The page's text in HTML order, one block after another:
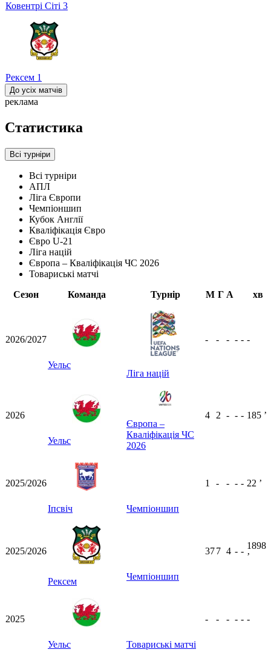
Ковентрі Сіті 3
Рексем 1
До усіх матчів
реклама
Статистика
Всі турніри
Всі турніри
АПЛ
Ліга Європи
Чемпіоншип
Кубок Англії
Кваліфікація Євро
Євро U-21
Ліга націй
Європа – Кваліфікація ЧС 2026
Товариські матчі
Сезон
Команда Турнір М Г А хв
2026/2027
Уельс
Ліга націй
- - - - - -
2026
Уельс
Європа –
Кваліфікація ЧС
2026
4 2 - - - 185 ʼ
2025/2026
Іпсвіч Чемпіоншип
1 - - - - 22 ʼ
2025/2026
Рексем Чемпіоншип
377 4 - -
1898
ʼ
2025
Уельс Товариські матчі
- - - - - -